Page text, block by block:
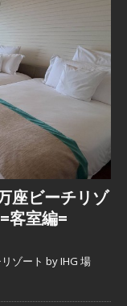
座ビーチリゾ
客室編=
ゾート by IHG 場